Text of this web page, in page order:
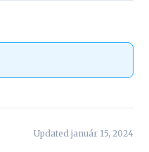
Updated január 15, 2024